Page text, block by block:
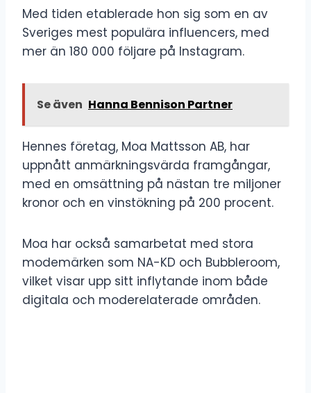
Med tiden etablerade hon sig som en av
Sveriges mest populära influencers, med
mer än 180 000 följare på Instagram.
Se även Hanna Bennison Partner
Hennes företag, Moa Mattsson AB, har
uppnått anmärkningsvärda framgångar,
med en omsättning på nästan tre miljoner
kronor och en vinstökning på 200 procent.
Moa har också samarbetat med stora
modemärken som NA-KD och Bubbleroom,
vilket visar upp sitt inflytande inom både
digitala och moderelaterade områden.